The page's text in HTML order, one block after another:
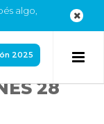
algo,
2025
28